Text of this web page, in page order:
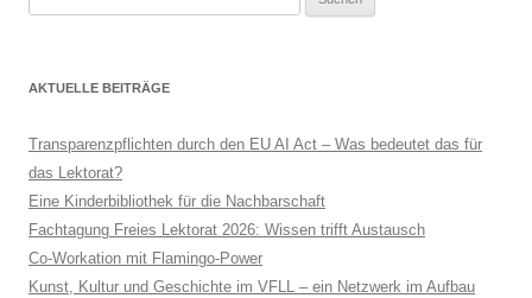
AKTUELLE BEITRÄGE
Transparenzpflichten durch den EU AI Act – Was bedeutet das für
das Lektorat?
Eine Kinderbibliothek für die Nachbarschaft
Fachtagung Freies Lektorat 2026: Wissen trifft Austausch
Co-Workation mit Flamingo-Power
Kunst, Kultur und Geschichte im VFLL – ein Netzwerk im Aufbau